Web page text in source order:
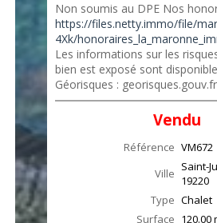
Non soumis au DPE Nos
https://files.netty.immo/file/
4Xk/
Les informations sur les
bien est exposé sont
Géorisques : georisques.gouv.fr
Vendu
Référence VM672
Ville Saint-
19220
Type Chalet
Surface 120.00